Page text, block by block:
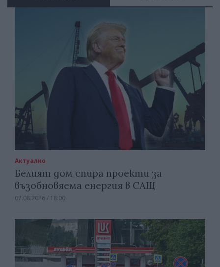
Актуално
Белият дом спира проекти за
възобновяема енергия в САЩ
07.08.2026 / 18:00